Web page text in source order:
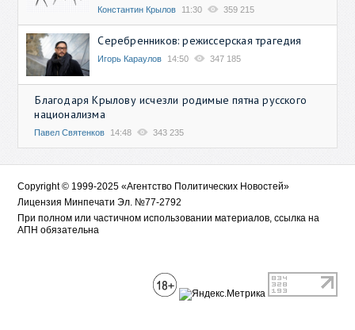
Константин Крылов 11:30 359 215
Серебренников: режиссерская трагедия
Игорь Караулов 14:50 347 185
Благодаря Крылову исчезли родимые пятна русского
национализма
Павел Святенков 14:48 343 235
Copyright © 1999-2025 «Агентство Политических Новостей»
Лицензия Минпечати Эл. №77-2792
При полном или частичном использовании материалов, ссылка на
АПН обязательна